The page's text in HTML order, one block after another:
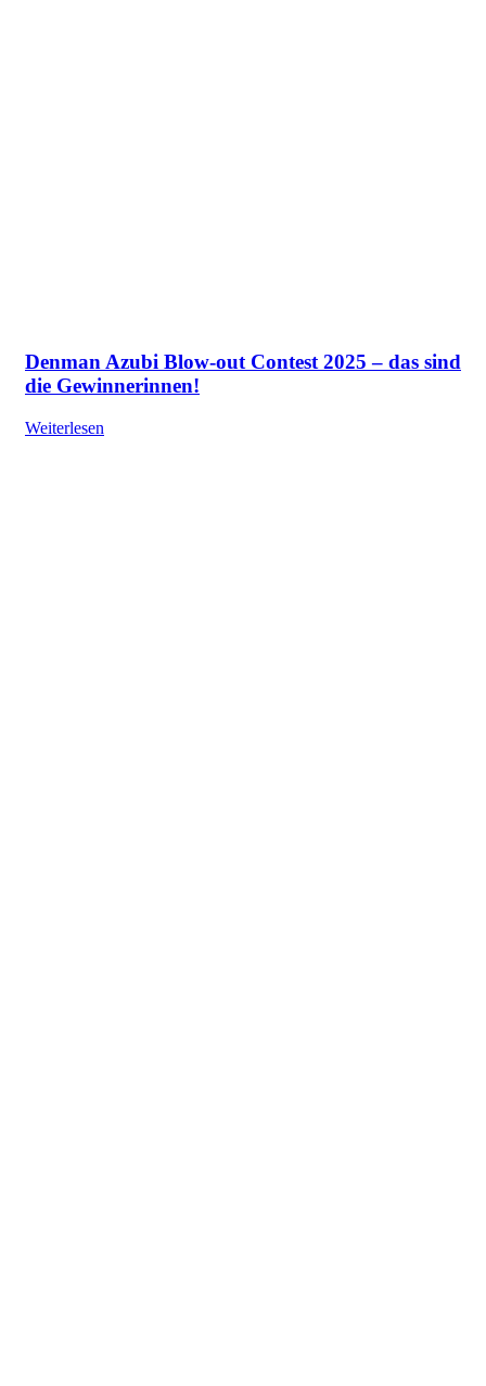
Denman Azubi Blow-out Contest 2025 – das sind
die Gewinnerinnen!
Weiterlesen